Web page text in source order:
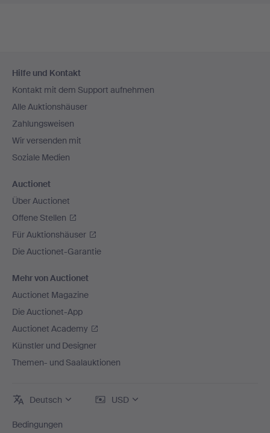
Navigation
Hilfe und Kontakt
Kontakt mit dem Support aufnehmen
Alle Auktionshäuser
Zahlungsweisen
Wir versenden mit
Soziale Medien
Auctionet
Über Auctionet
Offene Stellen
Für Auktionshäuser
Die Auctionet-Garantie
Mehr von Auctionet
Auctionet Magazine
Die Auctionet-App
Auctionet Academy
Künstler und Designer
Themen- und Saalauktionen
Deutsch USD
Bedingungen